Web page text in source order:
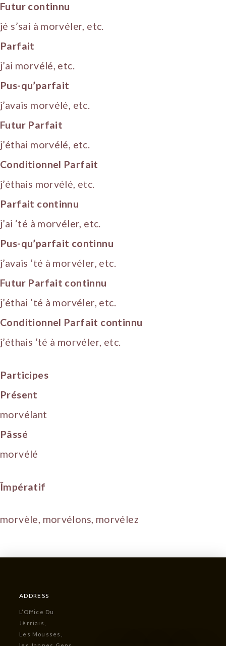
Futur continnu
jé s’sai à morvéler, etc.
Parfait
j’ai morvélé, etc.
Pus-qu’parfait
j’avais morvélé, etc.
Futur Parfait
j’éthai morvélé, etc.
Conditionnel Parfait
j’éthais morvélé, etc.
Parfait continnu
j’ai ‘té à morvéler, etc.
Pus-qu’parfait continnu
j’avais ‘té à morvéler, etc.
Futur Parfait continnu
j’éthai ‘té à morvéler, etc.
Conditionnel Parfait continnu
j’éthais ‘té à morvéler, etc.
Participes
Présent
morvélant
Pâssé
morvélé
Împératif
morvèle, morvélons, morvélez
ADDRESS
L’Office Du
Jèrriais,
Les Mousses,